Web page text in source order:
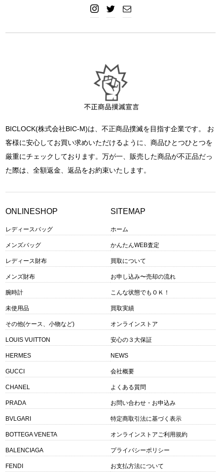
BICLOCK(株式会社BIC-M)は、不正商品撲滅を目指す企業です。 お
客様に安心してお買い求めいただけるように、商品ひとつひとつを
厳重にチェックしております。万が一、販売した商品が不正品だっ
た際は、全額返金、返品をお約束いたします。
ONLINESHOP
レディースバッグ
メンズバッグ
レディース財布
メンズ財布
腕時計
未使用品
その他(ケース、小物など)
LOUIS VUITTON
HERMES
GUCCI
CHANEL
PRADA
BVLGARI
BOTTEGA VENETA
BALENCIAGA
FENDI
SITEMAP
ホーム
かんたんWEB査定
買取について
お申し込み〜売却の流れ
こんな状態でもＯＫ！
買取実績
オンラインストア
安心の３大保証
NEWS
会社概要
よくある質問
お問い合わせ・お申込み
特定商取引法に基づく表示
オンラインストアご利用規約
プライバシーポリシー
お支払方法について